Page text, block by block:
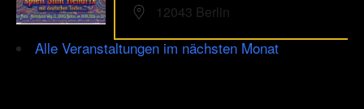
12043 Berlin
Alle Veranstaltungen im nächsten Monat